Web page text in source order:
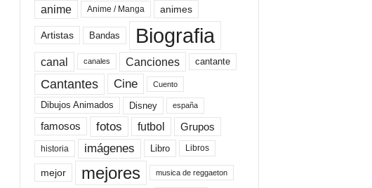
anime Anime / Manga animes
Artistas Bandas Biografia
canal canales Canciones cantante
Cantantes Cine Cuento
Dibujos Animados Disney españa
famosos fotos futbol Grupos
historia imágenes Libro Libros
mejor mejores musica de reggaeton